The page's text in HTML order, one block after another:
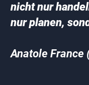
nicht nur
nur planen,
Anatole France